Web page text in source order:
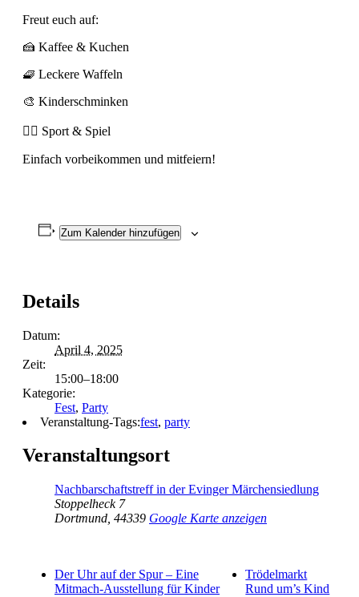
Freut euch auf:
🍰 Kaffee & Kuchen
🧇 Leckere Waffeln
🎨 Kinderschminken
🏃‍♂️ Sport & Spiel
Einfach vorbeikommen und mitfeiern!
Zum Kalender hinzufügen
Details
Datum:
April 4, 2025
Zeit:
15:00–18:00
Kategorie:
Fest, Party
Veranstaltung-Tags:fest, party
Veranstaltungsort
Nachbarschaftstreff in der Evinger Märchensiedlung
Stoppelheck 7
Dortmund 44339 Google Karte anzeigen
Der Uhr auf der Spur – Eine
Mitmach-Ausstellung für Kinder
Trödelmarkt
Rund um’s Kind